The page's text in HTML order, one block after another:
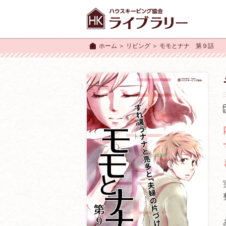
ホーム ＞ リビング ＞ モモとナナ 第９話